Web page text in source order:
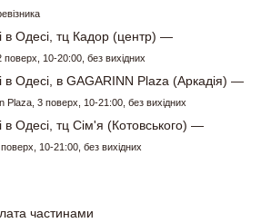
в Одесі, тц Кадор (центр) —
поверх, 10-20:00, без вихідних
в Одесі, в GAGARINN Plaza (Аркадія) —
Plaza, 3 поверх, 10-21:00, без вихідних
в Одесі, тц Сім'я (Котовського) —
10-21:00, без вихідних
частинами